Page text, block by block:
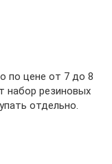
по цене от 7 до 8
набор резиновых
отдельно.